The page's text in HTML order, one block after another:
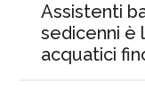
Assistenti
sedicenni è
acquatici